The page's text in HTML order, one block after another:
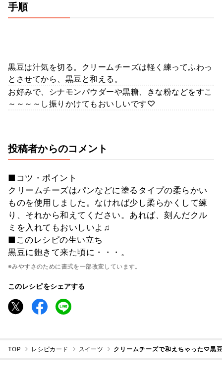
手順
黒豆は汁気を切る。クリームチーズは軽く練ってふわっ
とさせてから、黒豆と和える。
お好みで、シナモンパウダーや黒糖、きな粉などをすこ
～～～～し振りかけてもおいしいです♡
投稿者からのコメント
■コツ・ポイント
クリームチーズはパンなどに塗るタイプの柔らかい
ものを使用しました。なければ少し柔らかくして練
り、それから和えてください。あれば、刻んだクル
ミを入れてもおいしいよ♫
■このレシピの生い立ち
黒豆に飽きて来た頃に・・・。
※みやすさのために書式を一部改変しています。
このレシピをシェアする
TOP レシピカード スイーツ クリームチーズで和えちゃった♡黒